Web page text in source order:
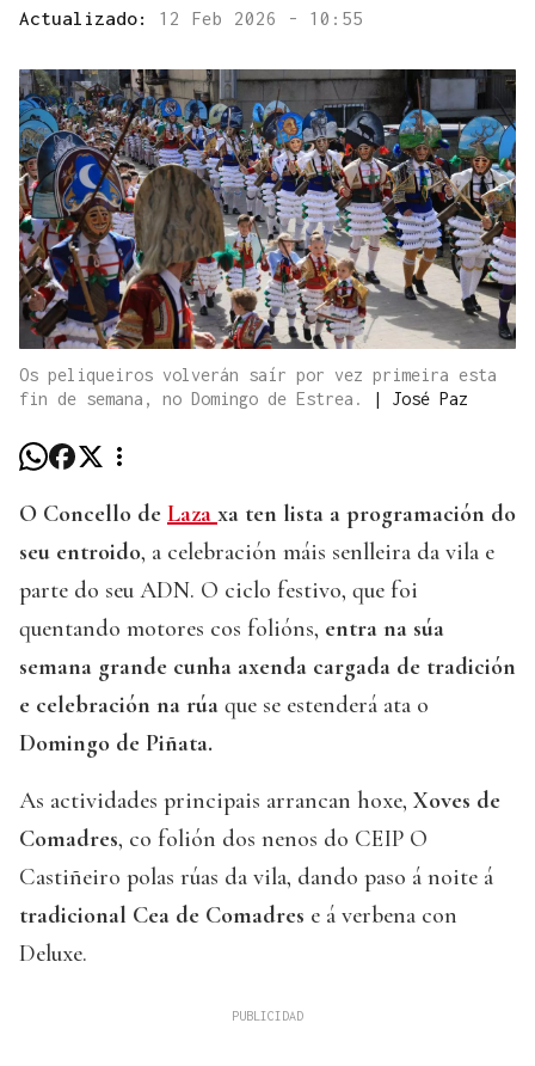
Actualizado: 12 Feb 2026 - 10:55
Os peliqueiros volverán saír por vez primeira esta
fin de semana, no Domingo de Estrea.
| José Paz
O Concello de Laza xa ten lista a programación do
seu entroido, a celebración máis senlleira da vila e
parte do seu ADN. O ciclo festivo, que foi
quentando motores cos folións, entra na súa
semana grande cunha axenda cargada de tradición
e celebración na rúa que se estenderá ata o
Domingo de Piñata.
As actividades principais arrancan hoxe, Xoves de
Comadres, co folión dos nenos do CEIP O
Castiñeiro polas rúas da vila, dando paso á noite á
tradicional Cea de Comadres e á verbena con
Deluxe.